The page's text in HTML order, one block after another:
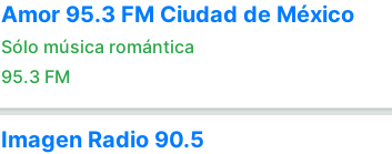
Amor 95.3 FM Ciudad de México
Sólo música romántica
95.3 FM
Imagen Radio 90.5